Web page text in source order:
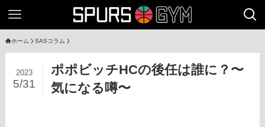
ホーム SASコラム
ポポビッチHCの後任は誰に？〜
気になる噂〜
2023
5/31